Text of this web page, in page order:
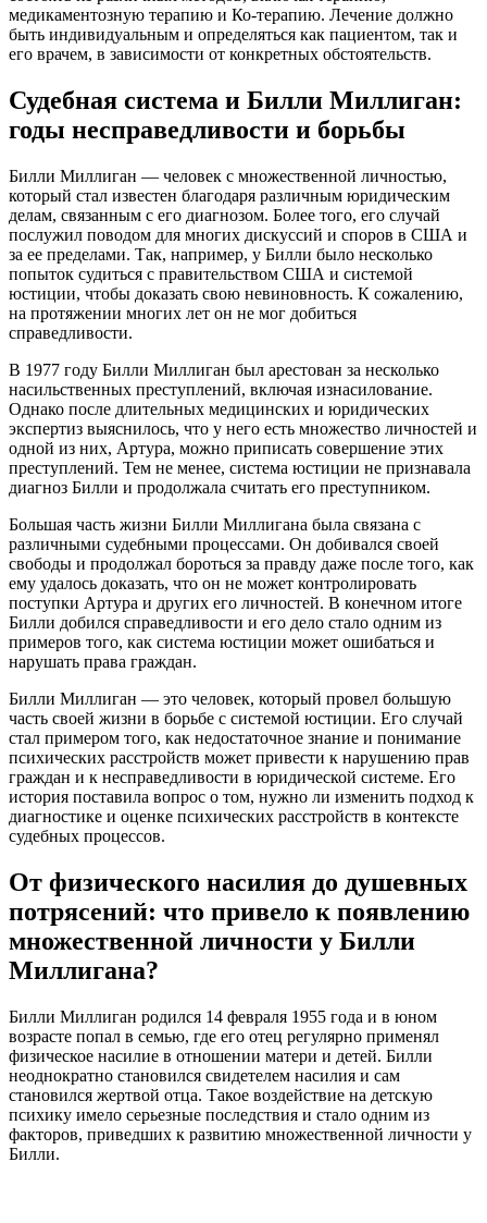
медикаментозную терапию и Ко-терапию. Лечение должно
быть индивидуальным и определяться как пациентом, так и
его врачем, в зависимости от конкретных обстоятельств.
Судебная система и Билли Миллиган:
годы несправедливости и борьбы
Билли Миллиган — человек с множественной личностью,
который стал известен благодаря различным юридическим
делам, связанным с его диагнозом. Более того, его случай
послужил поводом для многих дискуссий и споров в США и
за ее пределами. Так, например, у Билли было несколько
попыток судиться с правительством США и системой
юстиции, чтобы доказать свою невиновность. К сожалению,
на протяжении многих лет он не мог добиться
справедливости.
В 1977 году Билли Миллиган был арестован за несколько
насильственных преступлений, включая изнасилование.
Однако после длительных медицинских и юридических
экспертиз выяснилось, что у него есть множество личностей и
одной из них, Артура, можно приписать совершение этих
преступлений. Тем не менее, система юстиции не признавала
диагноз Билли и продолжала считать его преступником.
Большая часть жизни Билли Миллигана была связана с
различными судебными процессами. Он добивался своей
свободы и продолжал бороться за правду даже после того, как
ему удалось доказать, что он не может контролировать
поступки Артура и других его личностей. В конечном итоге
Билли добился справедливости и его дело стало одним из
примеров того, как система юстиции может ошибаться и
нарушать права граждан.
Билли Миллиган — это человек, который провел большую
часть своей жизни в борьбе с системой юстиции. Его случай
стал примером того, как недостаточное знание и понимание
психических расстройств может привести к нарушению прав
граждан и к несправедливости в юридической системе. Его
история поставила вопрос о том, нужно ли изменить подход к
диагностике и оценке психических расстройств в контексте
судебных процессов.
От физического насилия до душевных
потрясений: что привело к появлению
множественной личности у Билли
Миллигана?
Билли Миллиган родился 14 февраля 1955 года и в юном
возрасте попал в семью, где его отец регулярно применял
физическое насилие в отношении матери и детей. Билли
неоднократно становился свидетелем насилия и сам
становился жертвой отца. Такое воздействие на детскую
психику имело серьезные последствия и стало одним из
факторов, приведших к развитию множественной личности у
Билли.